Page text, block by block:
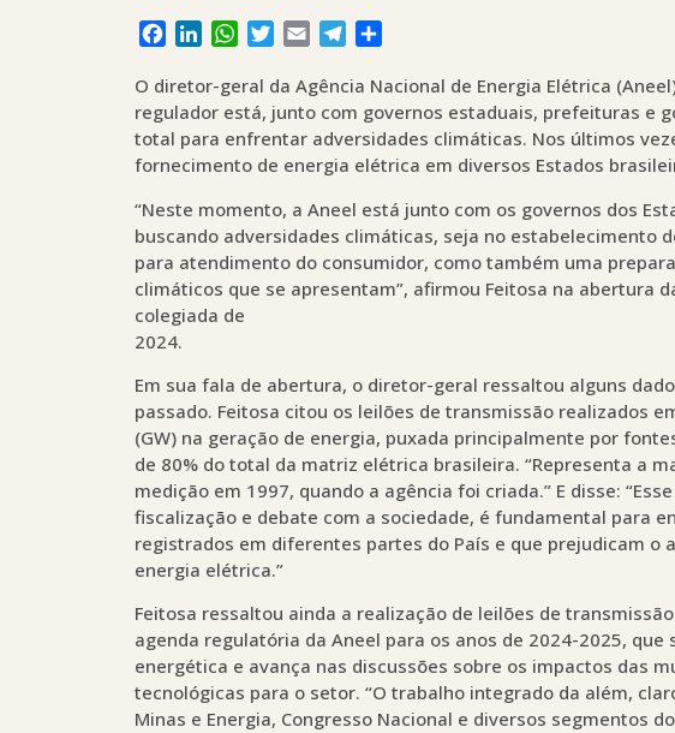
Facebook
LinkedInWhatsApp
Twitter
Email Telegram
O diretor-geral da Agência Nacional de Energia Elétrica
regulador está, junto com governos estaduais, prefeituras e
total para enfrentar adversidades climáticas. Nos últimos
fornecimento de energia elétrica em diversos Estados
“Neste momento, a Aneel está junto com os governos dos
buscando adversidades climáticas, seja no estabelecimento
para atendimento do consumidor, como também uma
climáticos que se apresentam”, afirmou Feitosa na abertura
colegiada de
2024.
Em sua fala de abertura, o diretor-geral ressaltou alguns
passado. Feitosa citou os leilões de transmissão realizados
(GW) na geração de energia, puxada principalmente por
de 80% do total da matriz elétrica brasileira. “Representa a
medição em 1997, quando a agência foi criada.” E disse:
fiscalização e debate com a sociedade, é fundamental para
registrados em diferentes partes do País e que prejudicam o
energia elétrica.”
Feitosa ressaltou ainda a realização de leilões de
agenda regulatória da Aneel para os anos de 2024-2025,
energética e avança nas discussões sobre os impactos das
tecnológicas para o setor. “O trabalho integrado da além,
Minas e Energia, Congresso Nacional e diversos segmentos